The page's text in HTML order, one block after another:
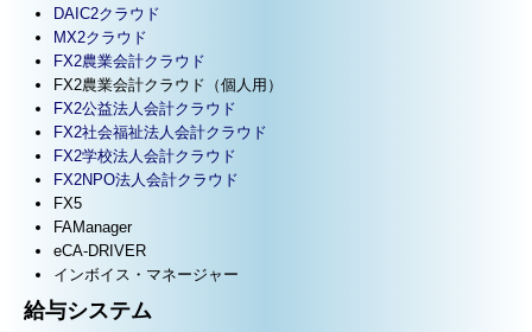
DAIC2クラウド
MX2クラウド
FX2農業会計クラウド
FX2農業会計クラウド（個人用）
FX2公益法人会計クラウド
FX2社会福祉法人会計クラウド
FX2学校法人会計クラウド
FX2NPO法人会計クラウド
FX5
FAManager
eCA-DRIVER
インボイス・マネージャー
給与システム